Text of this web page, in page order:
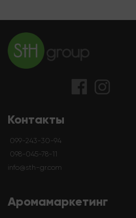
Контакты
099-243-30-94
098-045-78-11
info@sth-gr.com
Аромамаркетинг